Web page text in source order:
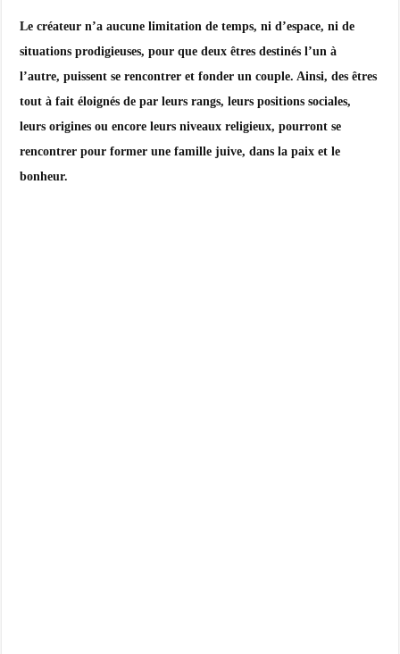
Le créateur n’a aucune limitation de temps, ni d’espace, ni de
situations prodigieuses, pour que deux êtres destinés l’un à
l’autre, puissent se rencontrer et fonder un couple. Ainsi, des êtres
tout à fait éloignés de par leurs rangs, leurs positions sociales,
leurs origines ou encore leurs niveaux religieux, pourront se
rencontrer pour former une famille juive, dans la paix et le
bonheur.